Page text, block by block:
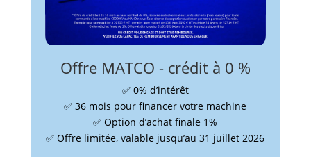
Offre MATCO - crédit à 0 %
✅ 0% d’intérêt
✅ 36 mois pour financer votre machine
✅ Option d’achat finale 1%
✅ Offre limitée, valable jusqu’au 31 juillet 2026